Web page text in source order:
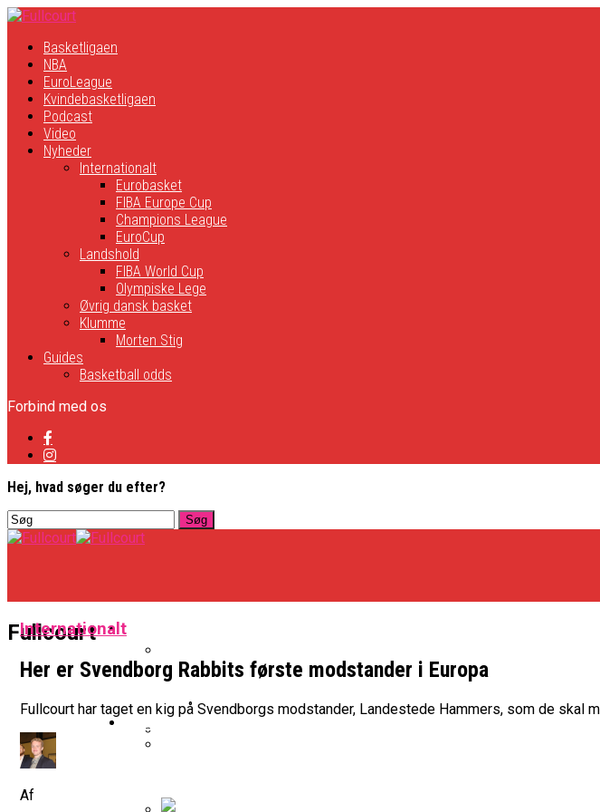
Basketligaen
NBA
EuroLeague
Kvindebasketligaen
Podcast
Video
Nyheder
Internationalt
Eurobasket
FIBA Europe Cup
Champions League
EuroCup
Landshold
FIBA World Cup
Olympiske Lege
Øvrig dansk basket
Klumme
Morten Stig
Guides
Basketball odds
Forbind med os
Hej, hvad søger du efter?
Fullcourt Basketligaen
Officielt: Vejen Gafler Dansker Hos Rabbits
NBA
Internationalt
Her er Svendborg Rabbits første modstander i Europa
Fullcourt har taget en kig på Svendborgs modstander, Landestede Hammers, som de skal
Af